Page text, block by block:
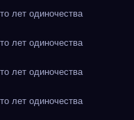
лет одиночества
лет одиночества
лет одиночества
лет одиночества